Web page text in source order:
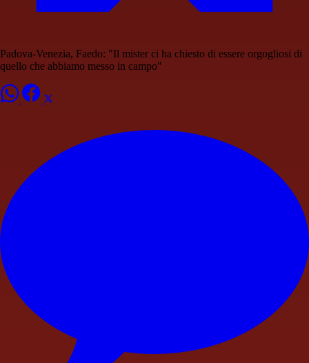
Padova-Venezia, Faedo: "Il mister ci ha chiesto di essere orgogliosi di
quello che abbiamo messo in campo"